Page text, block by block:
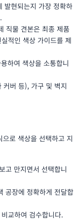
발현되는지 가장 정확하
직물 견본은 최종 제품
적인 색상 가이드를 제
하여 색상을 소통합니
버 등), 가구 및 벽지
로 색상을 선택하고 지
고 만지면서 선택합니
공장에 정확하게 전달합
교하여 검수합니다.